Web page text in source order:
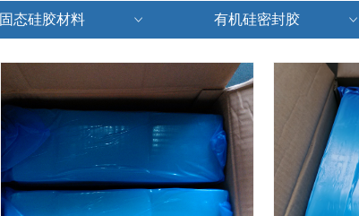
ꀁ
固态硅胶材料 ꀁ
有机硅密封胶